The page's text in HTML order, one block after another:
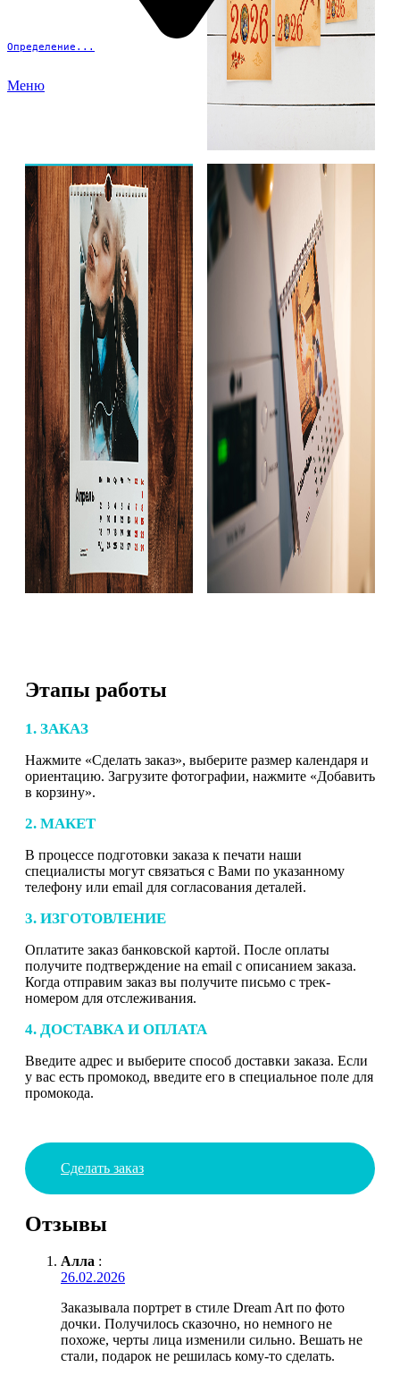
Определение...
Меню
Этапы работы
1. ЗАКАЗ
Нажмите «Сделать заказ», выберите размер календаря и
ориентацию. Загрузите фотографии, нажмите «Добавить
в корзину».
2. МАКЕТ
В процессе подготовки заказа к печати наши
специалисты могут связаться с Вами по указанному
телефону или email для согласования деталей.
3. ИЗГОТОВЛЕНИЕ
Оплатите заказ банковской картой. После оплаты
получите подтверждение на email с описанием заказа.
Когда отправим заказ вы получите письмо с трек-
номером для отслеживания.
4. ДОСТАВКА И ОПЛАТА
Введите адрес и выберите способ доставки заказа. Если
у вас есть промокод, введите его в специальное поле для
промокода.
Сделать заказ
Отзывы
Алла :
26.02.2026
Заказывала портрет в стиле Dream Art по фото
дочки. Получилось сказочно, но немного не
похоже, черты лица изменили сильно. Вешать не
стали, подарок не решилась кому-то сделать.